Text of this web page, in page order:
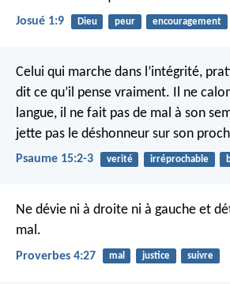
Josué 1:9 Dieu peur encouragement
Celui qui marche dans l’intégrité,
dit ce qu’il pense vraiment. Il ne
langue, il ne fait pas de mal à son
jette pas le déshonneur sur son
Psaume 15:2-3 verité irréprochable
Ne dévie ni à droite ni à gauche et
mal.
Proverbes 4:27 mal justice suivre